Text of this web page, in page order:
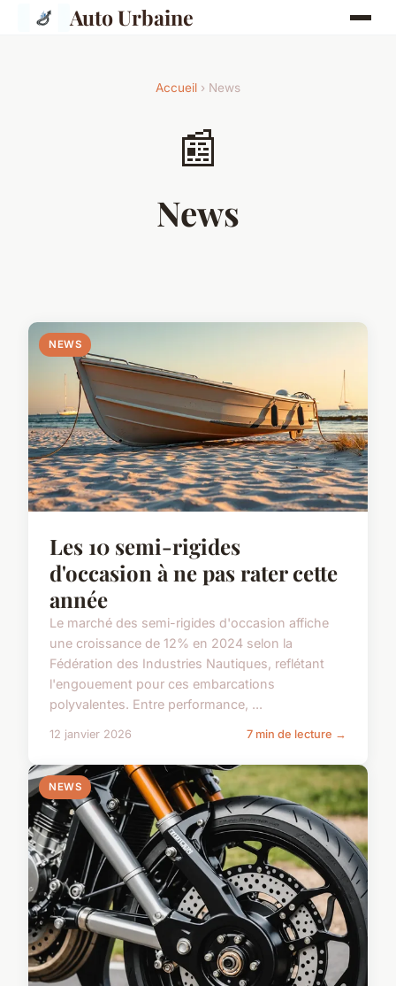
Auto Urbaine
Accueil › News
📰
News
NEWS
Les 10 semi-rigides
d'occasion à ne pas rater cette
année
Le marché des semi-rigides d'occasion affiche
une croissance de 12% en 2024 selon la
Fédération des Industries Nautiques, reflétant
l'engouement pour ces embarcations
polyvalentes. Entre performance, ...
12 janvier 2026 7 min de lecture →
NEWS